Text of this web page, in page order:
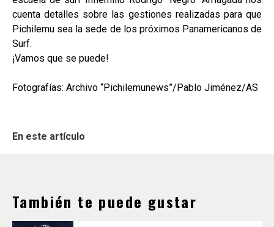
cuenta detalles sobre las gestiones realizadas para que
Pichilemu sea la sede de los próximos Panamericanos de
Surf.
¡Vamos que se puede!
Fotografías: Archivo “Pichilemunews”/Pablo Jiménez/AS
En este artículo
También te puede gustar